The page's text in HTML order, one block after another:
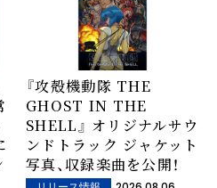
『攻殻機動隊 THE
GHOST IN THE
SHELL』 オリジナルサウ
ンドトラック ジャケット
写真、収録楽曲を公開！